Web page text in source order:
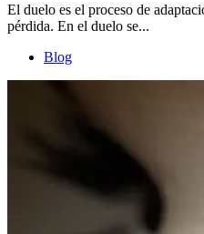
El duelo es el proceso de
pérdida. En el duelo se...
Blog